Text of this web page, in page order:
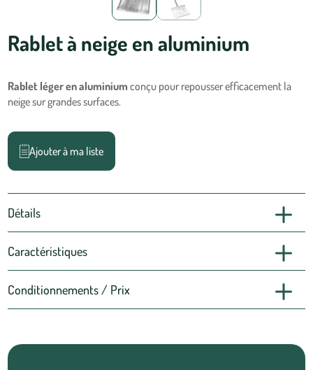
Rablet à neige en aluminium
Rablet léger en aluminium conçu pour repousser efficacement la
neige sur grandes surfaces.
Ajouter à ma liste
Détails
Caractéristiques
Conditionnements / Prix